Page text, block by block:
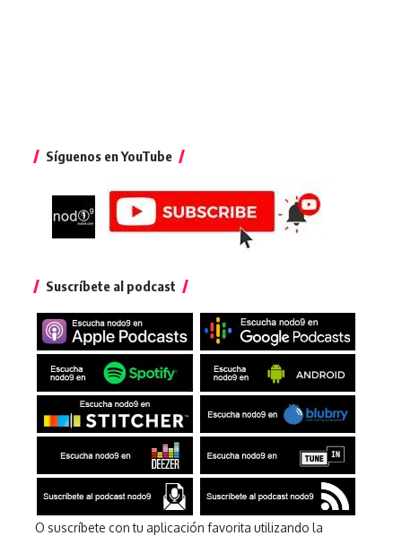
Síguenos en YouTube
Suscríbete al podcast
O suscríbete con tu aplicación favorita utilizando la